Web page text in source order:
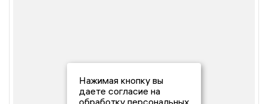
Нажимая кнопку вы
даете согласие на
обработку персональных